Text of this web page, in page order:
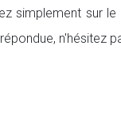
simplement sur
n'hésitez